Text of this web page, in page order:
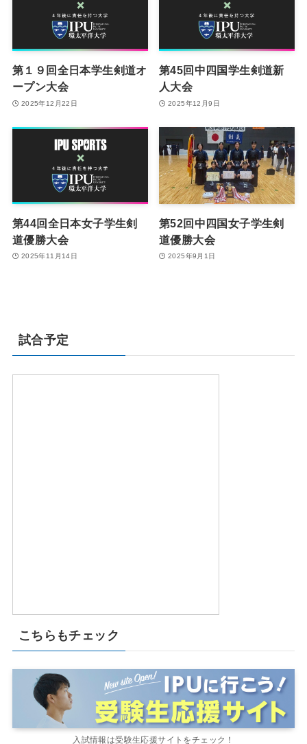
第１９回全日本学生剣道オ
ープン大会
2025年12月22日
第45回中四国学生剣道新
人大会
2025年12月9日
第44回全日本女子学生剣
道優勝大会
2025年11月14日
第52回中四国女子学生剣
道優勝大会
2025年9月1日
試合予定
こちらもチェック
入試情報は受験生応援サイトをチェック！